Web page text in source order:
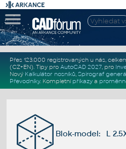
Přes 123.000 registrovaných u nás,
(CZ+EN). Tipy pro AutoCAD 2027, pro
Nový Kalkulátor nosníků, Spirograf
Převodníky. Kompletní příkazya
Blok-model: L